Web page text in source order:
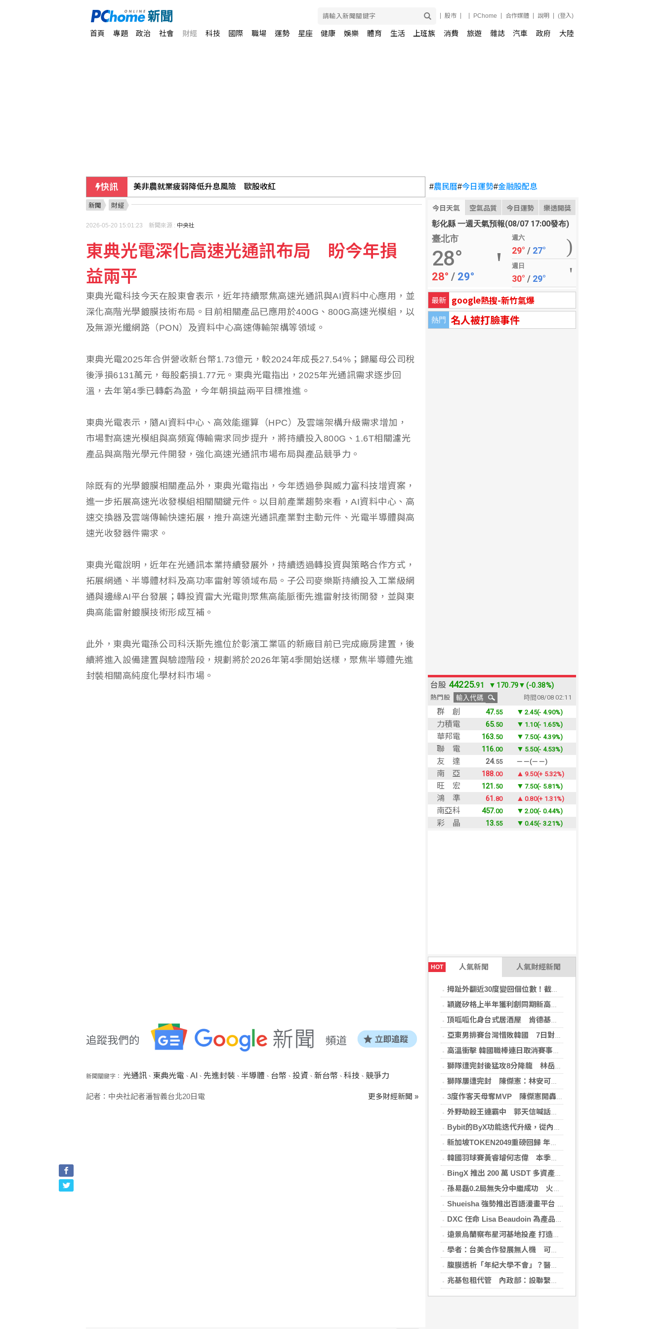
股市 PChome 合作媒體 說明 (登入)
首頁 專題 政治 社會 財經 科技 國際 職場 運勢 星座 健康 娛樂 體育 生活 上班族 消費 旅遊 雜誌 汽車 政府 大陸
快訊 美非農就業疲弱降低升息風險 歐股收紅 #農民曆#今日運勢#金融股配息
今日天氣 空氣品質 今日運勢 樂透開獎
彰化縣 一週天氣預報(08/07 17:00發布)
臺北市
28°
28° / 29°
週六
29° / 27°
週日
30° / 29°
最新 google熱搜-新竹氣爆
熱門 名人被打臉事件
HOT 人氣新聞 人氣財經新聞
拇趾外翻近30度變回個位數！截骨矯正助重返登山活動
穎崴矽格上半年獲利創同期新高 AI先進製程需求帶動
頂呱呱化身台式居酒屋 肯德基聯名EVA攻漫迷
亞東男排賽台灣惜敗韓國 7日對戰日本拚4強
高溫衝擊 韓國職棒連日取消賽事、11日起晚間7時開打
獅隊遭完封後猛攻8分降龍 林岳平：總是要發揮
獅隊屢遭完封 陳傑憲：林安可這種天才也願改變
3度作客天母奪MVP 陳傑憲開轟擊退雙殺心魔
外野助殺王連霸中 郭天信喊話挑戰生涯百助殺
Bybit的ByX功能迭代升級，從內容平台全面進化為社交交易樞紐，新增多項特色功能
新加坡TOKEN2049重磅回歸 年度行業頂級盛會再度啟幕
韓國羽球賽黃睿璿何志偉 本季首闖超級賽男雙8強
BingX 推出 200 萬 USDT 多資產交易活動，聚焦當前最受關注的市場趨勢
孫易磊0.2局無失分中繼成功 火腿擊敗軟銀
Shueisha 強勢推出百語漫畫平台 MANGA MILLION 大舉進軍全球市場
DXC 任命 Lisa Beaudoin 為產品總監，以加速產品導向型增長
遠景烏蘭察布星河基地投產 打造吉瓦級AI基礎設施新模式
學者：台美合作發展無人機 可降對中依賴強化嚇阻
腹膜透析「年紀大學不會」？醫：年齡並非限制 評估還要看3面向
兆基包租代管 內政部：設聯繫諮詢窗口統一受理
新聞 財經
2026-05-20 15:01:23 新聞來源 : 中央社
東典光電深化高速光通訊布局 盼今年損
益兩平
東典光電科技今天在股東會表示，近年持續聚焦高速光通訊與AI資料中心應用，並
深化高階光學鍍膜技術布局。目前相關產品已應用於400G、800G高速光模組，以
及無源光纖網路（PON）及資料中心高速傳輸架構等領域。
東典光電2025年合併營收新台幣1.73億元，較2024年成長27.54%；歸屬母公司稅
後淨損6131萬元，每股虧損1.77元。東典光電指出，2025年光通訊需求逐步回
溫，去年第4季已轉虧為盈，今年朝損益兩平目標推進。
東典光電表示，隨AI資料中心、高效能運算（HPC）及雲端架構升級需求增加，
市場對高速光模組與高頻寬傳輸需求同步提升，將持續投入800G、1.6T相關濾光
產品與高階光學元件開發，強化高速光通訊市場布局與產品競爭力。
除既有的光學鍍膜相關產品外，東典光電指出，今年透過參與威力富科技增資案，
進一步拓展高速光收發模組相關關鍵元件。以目前產業趨勢來看，AI資料中心、高
速交換器及雲端傳輸快速拓展，推升高速光通訊產業對主動元件、光電半導體與高
速光收發器件需求。
東典光電說明，近年在光通訊本業持續發展外，持續透過轉投資與策略合作方式，
拓展網通、半導體材料及高功率雷射等領域布局。子公司麥樂斯持續投入工業級網
通與邊緣AI平台發展；轉投資雷大光電則聚焦高能脈衝先進雷射技術開發，並與東
典高能雷射鍍膜技術形成互補。
此外，東典光電孫公司科沃斯先進位於彰濱工業區的新廠目前已完成廠房建置，後
續將進入設備建置與驗證階段，規劃將於2026年第4季開始送樣，聚焦半導體先進
封裝相關高純度化學材料市場。
新聞關鍵字： 光通訊、 東典光電 、 AI 、 先進封裝、 半導體 、 台幣 、 投資 、 新台幣 、 科技 、 競爭力
記者：中央社記者潘智義台北20日電 更多財經新聞 »